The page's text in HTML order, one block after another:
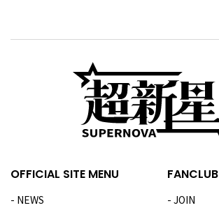
OFFICIAL SITE MENU
NEWS
FANCLUB
JOIN